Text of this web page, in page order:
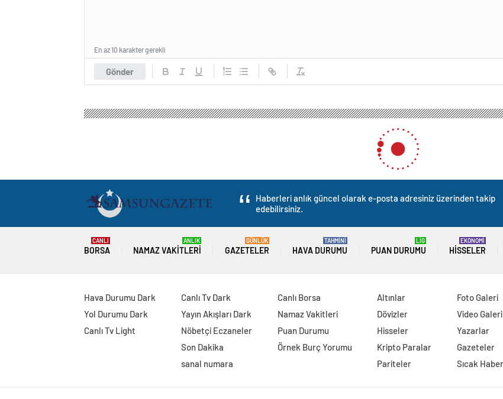
Gönder
En az 10 karakter gerekli
Santorini Adasından “deprem” göçü sürüyor
Santorini Adasından “deprem” göçü sürüyor